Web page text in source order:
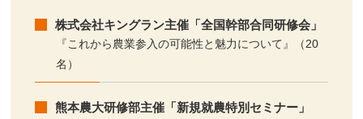
株式会社キングラン主催「全国幹部合同研修会」
『これから農業参入の可能性と魅力について』（20
名）
熊本農大研修部主催「新規就農特別セミナー」